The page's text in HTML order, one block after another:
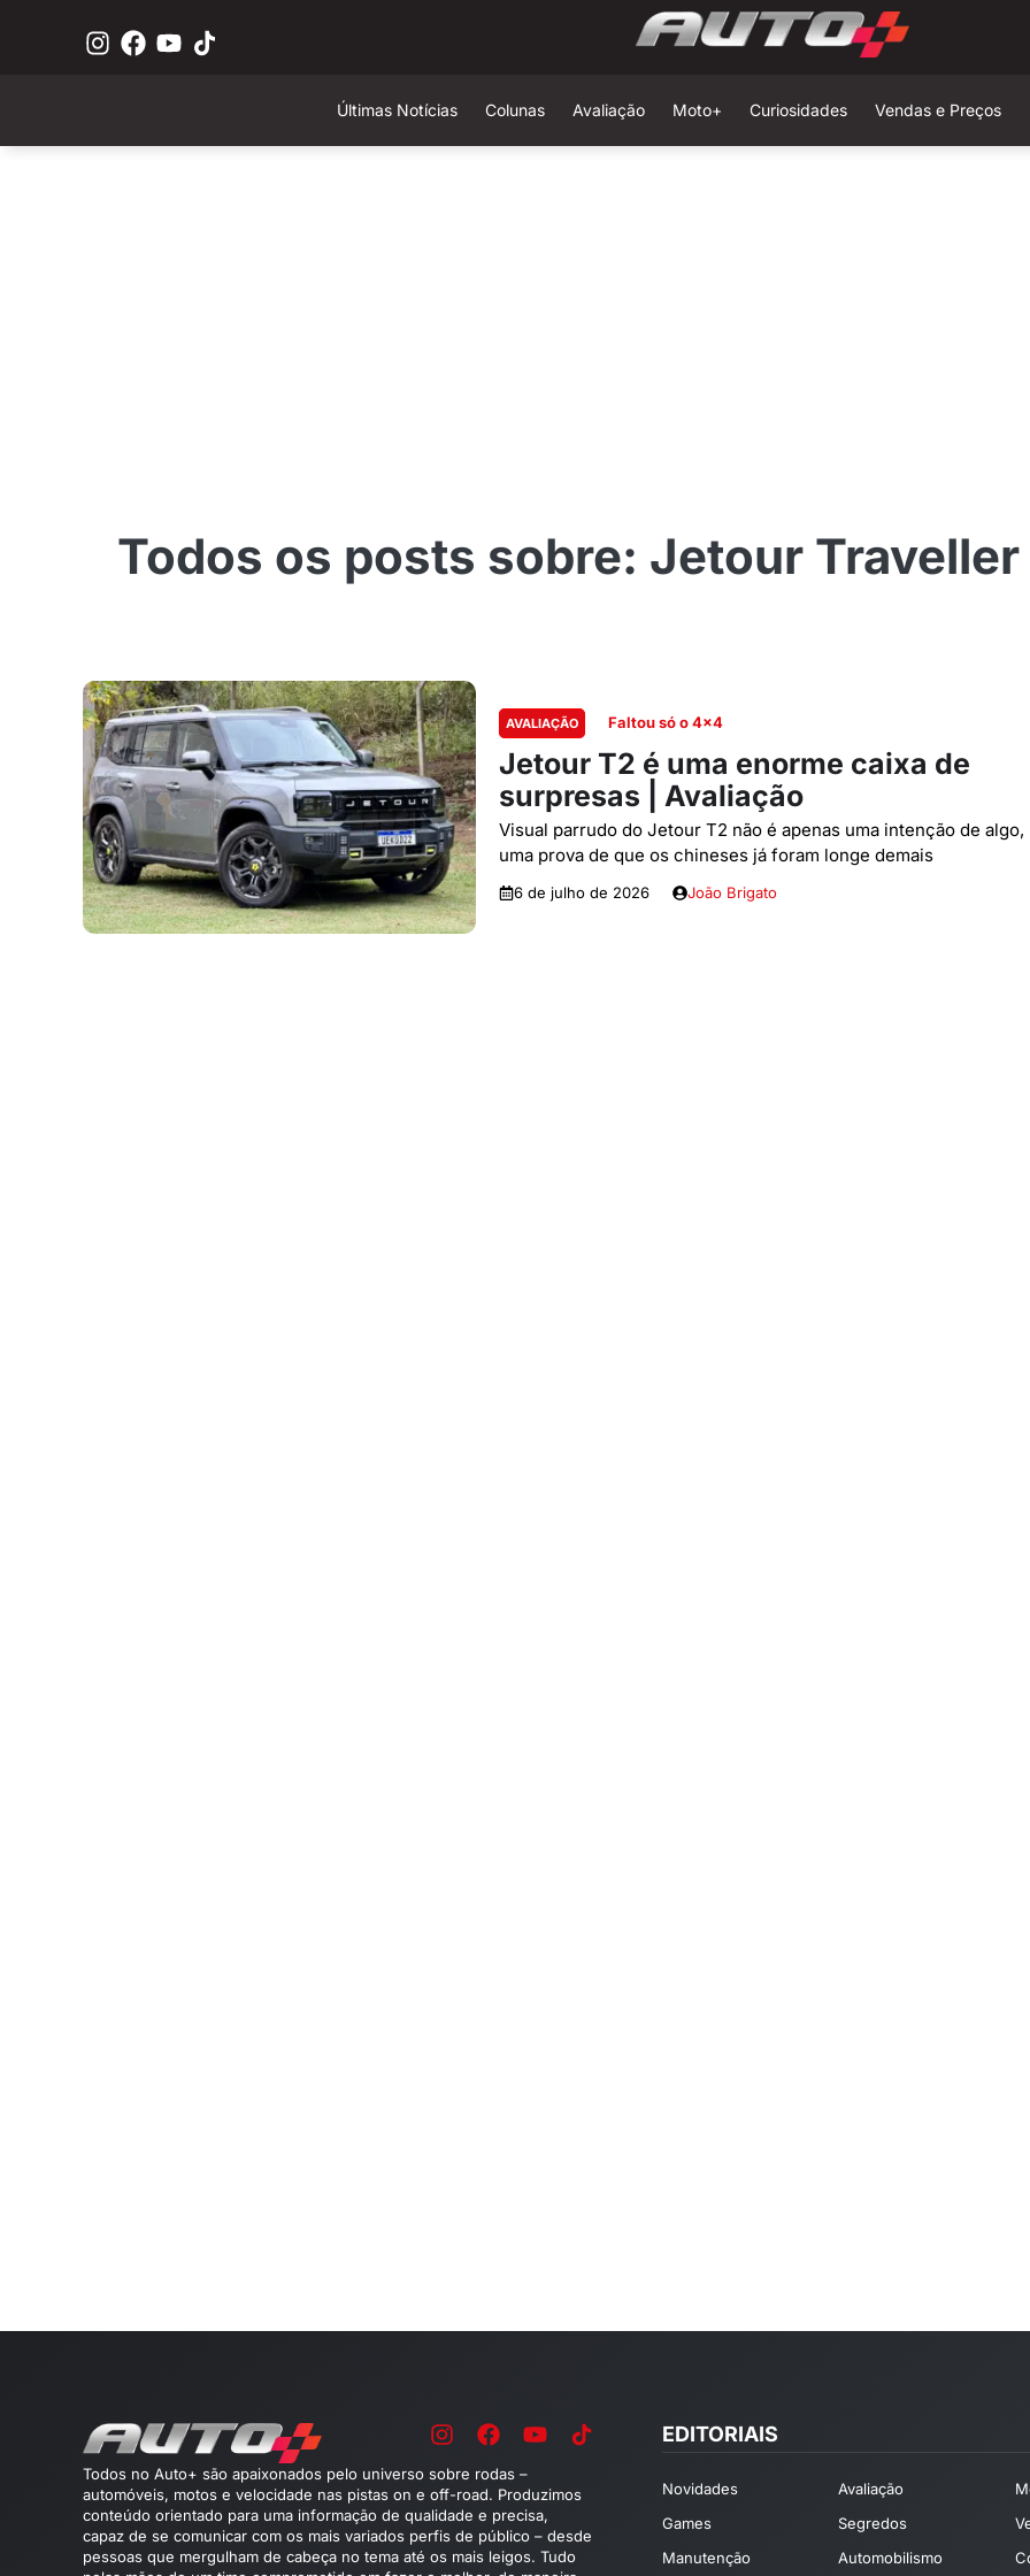
Últimas Notícias Colunas Avaliação Moto+ Curiosidades Vendas e Preços
Jetour Traveller
AVALIAÇÃO Faltou só o 4x4
Jetour T2 é uma enorme caixa de
surpresas | Avaliação
Visual parrudo do Jetour T2 não é apenas uma intenção de algo,
uma prova de que os chineses já foram longe demais
6 de julho de 2026 João Brigato
Todos no Auto+ são apaixonados pelo universo sobre rodas –
automóveis, motos e velocidade nas pistas on e off-road. Produzimos
conteúdo orientado para uma informação de qualidade e precisa,
capaz de se comunicar com os mais variados perfis de público – desde
pessoas que mergulham de cabeça no tema até os mais leigos. Tudo
EDITORIAIS
Novidades Avaliação
Games
Segredos
Manutenção
Automobilismo